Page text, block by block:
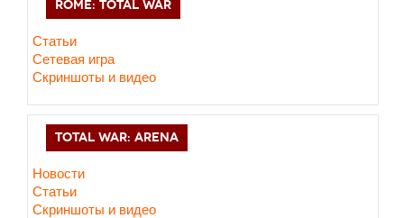
ROME: TOTAL WAR
Статьи
Сетевая игра
Скриншоты и видео
TOTAL WAR: ARENA
Новости
Статьи
Скриншоты и видео